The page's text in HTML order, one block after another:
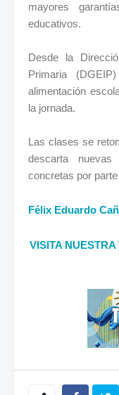
mayores
educativos.
Desde la
Primaria
alimentación
la jornada.
Las clases se
descarta
concretas por
Félix Eduardo
VISITA